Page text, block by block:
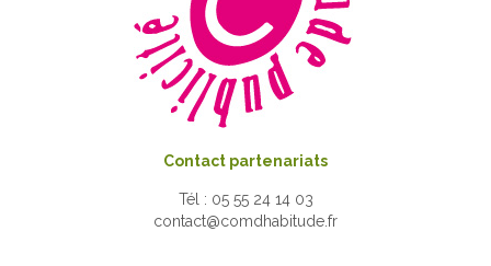
Contact partenariats
Tél : 05 55 24 14 03
contact@comdhabitude.fr